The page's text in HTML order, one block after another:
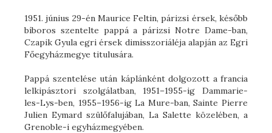
1951. június 29-én Maurice Feltin, párizsi érsek, később
bíboros szentelte pappá a párizsi Notre Dame-ban,
Czapik Gyula egri érsek dimisszoriáléja alapján az Egri
Főegyházmegye titulusára.
Pappá szentelése után káplánként dolgozott a francia
lelkipásztori szolgálatban, 1951–1955-ig Dammarie-
les-Lys-ben, 1955–1956-ig La Mure-ban, Sainte Pierre
Julien Eymard szülőfalujában, La Salette közelében, a
Grenoble-i egyházmegyében.